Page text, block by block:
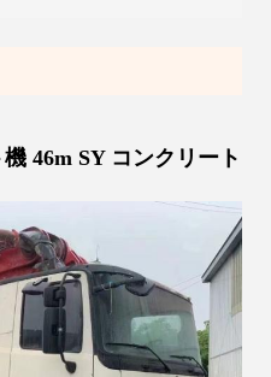
46m SY コンクリート